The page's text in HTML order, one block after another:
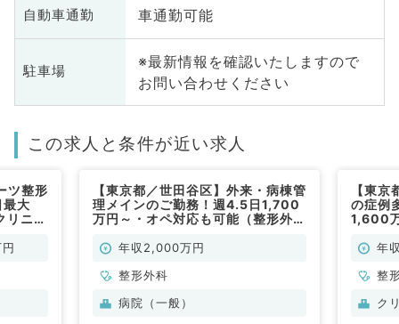
自動車通勤 車通勤可能
駐車場
※最新情報を確認いたしますので
お問い合わせください
この求人と条件が近い求人
ツ整形
大
ニッ
【東京都／世田谷区】外来・病棟管
理メインのご勤務！週4.5日1,700
万円～・オペ対応も可能（整形外科
年収2,000万円
整形外科
病院（一般）
【東
の症例
1,600
年
整
ク